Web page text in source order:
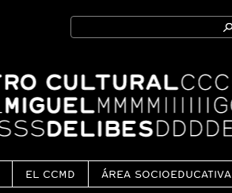
Search
for:
EL CCMD ÁREA SOCIOEDUCATIVA